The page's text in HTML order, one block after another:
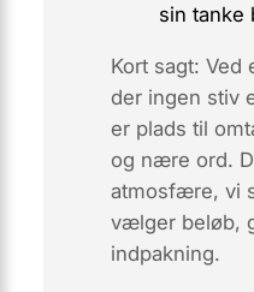
sin tanke
Kort sagt: Ved
der ingen stiv
er plads til
og nære ord.
atmosfære, vi
vælger beløb,
indpakning.